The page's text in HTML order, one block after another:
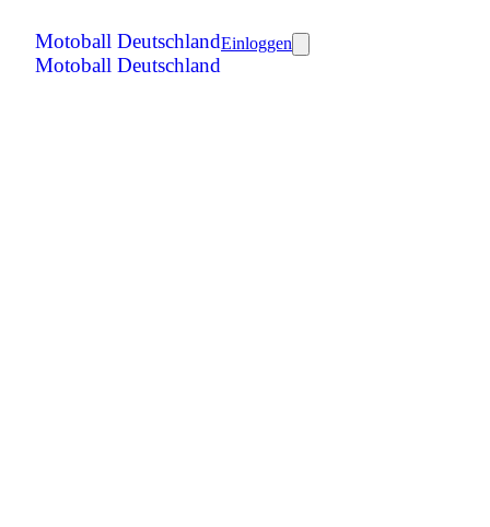
Motoball Deutschland
Motoball Deutschland
Einloggen